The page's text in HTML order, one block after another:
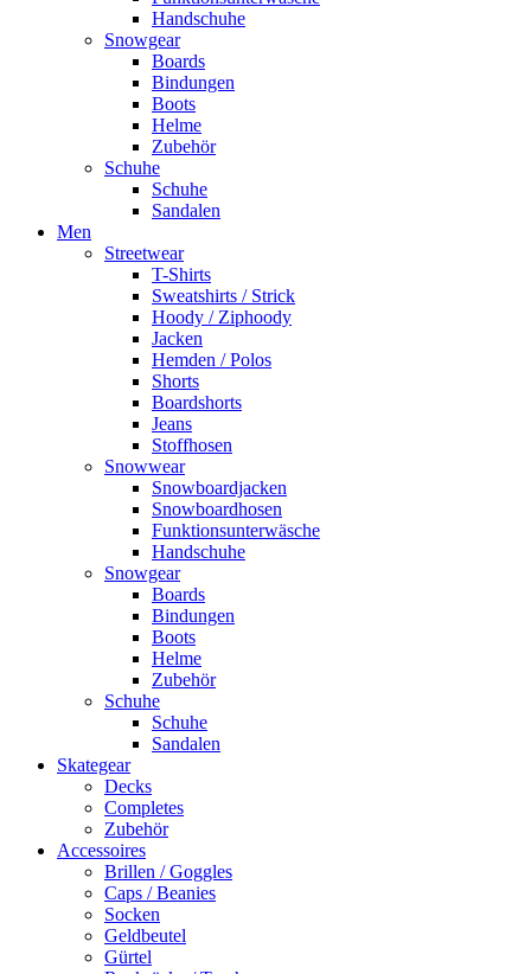
Handschuhe
Snowgear
Boards
Bindungen
Boots
Helme
Zubehör
Schuhe
Schuhe
Sandalen
Men
Streetwear
T-Shirts
Sweatshirts / Strick
Hoody / Ziphoody
Jacken
Hemden / Polos
Shorts
Boardshorts
Jeans
Stoffhosen
Snowwear
Snowboardjacken
Snowboardhosen
Funktionsunterwäsche
Handschuhe
Snowgear
Boards
Bindungen
Boots
Helme
Zubehör
Schuhe
Schuhe
Sandalen
Skategear
Decks
Completes
Zubehör
Accessoires
Brillen / Goggles
Caps / Beanies
Socken
Geldbeutel
Gürtel